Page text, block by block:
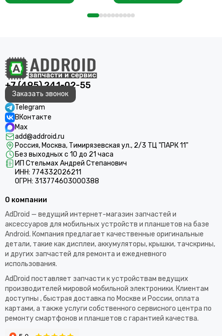
+7 (495) 241-02-55
Заказать звонок
Telegram
ВКонтакте
Max
add@addroid.ru
Россия, Москва, Тимирязевская ул., 2/3 ТЦ "ПАРК 11"
Без выходных с 10 до 21 часа
ИП Стельмах Андрей Степанович
ИНН: 774332026211
ОГРН: 313774603000388
О компании
AdDroid — ведущий интернет-магазин запчастей и
аксессуаров для мобильных устройств и планшетов на базе
Android. Компания предлагает качественные оригинальные
детали, такие как дисплеи, аккумуляторы, крышки, тачскрины,
и других запчастей для ремонта и ежедневного
использования.​
AdDroid поставляет запчасти к устройствам ведущих
производителей мировой мобильной электроники. Клиентам
доступны , быстрая доставка по Москве и России, оплата
картами, а также услуги собственного сервисного центра по
ремонту смартфонов и планшетов с гарантией качества.